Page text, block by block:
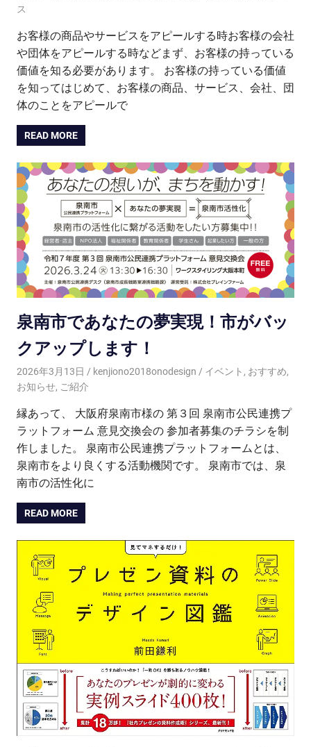
ス
お客様の商品やサービスをアピールする時お客様の会社
や団体をアピールする時などまず、お客様の持っている
価値を知る必要があります。 お客様の持っている価値
を知ってはじめて、お客様の商品、サービス、会社、団
体のことをアピールで
READ MORE
泉南市であなたの夢実現！市がバッ
クアップします！
2026年3月13日 kenjiono2018onodesign イベント , おすすめ,
お知らせ, ご紹介
縁あって、 大阪府泉南市様の 第３回 泉南市公民連携プ
ラットフォーム 意見交換会の 参加者募集のチラシを制
作しました。 泉南市公民連携プラットフォームとは、
泉南市をより良くする活動機関です。 泉南市では、泉
南市の活性化に
READ MORE